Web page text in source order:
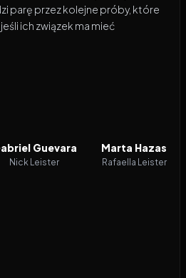
parę przez kolejne próby, które
ich związek ma mieć
Guevara
Nick Leister
Marta Hazas
Rafaella Leister